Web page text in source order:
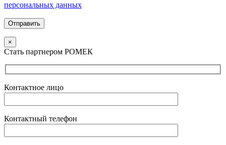
персональных данных
×
Стать партнером РОМЕК
Контактное лицо
Контактный телефон